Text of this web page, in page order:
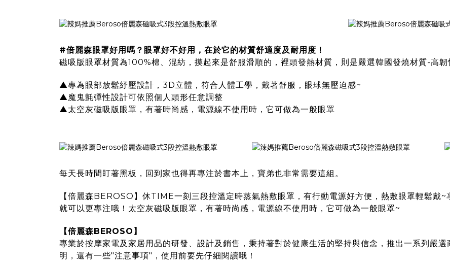
#倍麗森眼罩好用嗎？眼罩好不好用，在於它的材質舒適度及耐用度！
磁吸版眼罩材質為100%棉、混紡，摸起來是舒服滑順的，裡頭發熱材質，則是嚴選韓國發燒材質-高韌
▲專為眼部放鬆紓壓設計，3D立體，符合人體工學，戴著舒服，眼球無壓迫感~
▲魔鬼氈彈性設計可依照個人頭形任意調整
▲太空灰磁吸版眼罩，有著時尚感，電源線不使用時，它可做為一般眼罩
每天長時間盯著黑板，回到家也得再專注於書本上，寶弟也非常需要這組。
【倍麗森BEROSO】休TIME一刻三段控溫定時蒸氣熱敷眼罩 ，有行動電源好方便，熱敷眼罩輕鬆戴
就可以更專注哦！太空灰磁吸版眼罩，有著時尚感，電源線不使用時，它可做為一般眼罩~
【倍麗森BEROSO】
專業於按摩家電及家居用品的研發、設計及銷售，秉持著對於健康生活的堅持與信念，推出一系列嚴
明，還有一些"注意事項"，使用前要先仔細閱讀哦！